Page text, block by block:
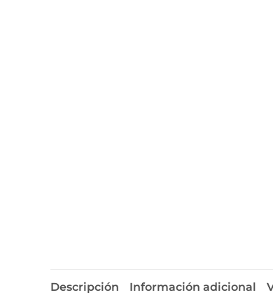
Descripción Información adicional